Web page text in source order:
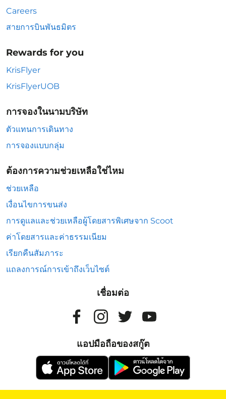
Careers
สายการบินพันธมิตร
Rewards for you
KrisFlyer
KrisFlyerUOB
การจองในนามบริษัท
ตัวแทนการเดินทาง
การจองแบบกลุ่ม
ต้องการความช่วยเหลือใช่ไหม
ช่วยเหลือ
เงื่อนไขการขนส่ง
การดูแลและช่วยเหลือผู้โดยสารพิเศษจาก Scoot
ค่าโดยสารและค่าธรรมเนียม
เรียกคืนสัมภาระ
แถลงการณ์การเข้าถึงเว็บไซต์
เชื่อมต่อ
แอปมือถือของสกู๊ต